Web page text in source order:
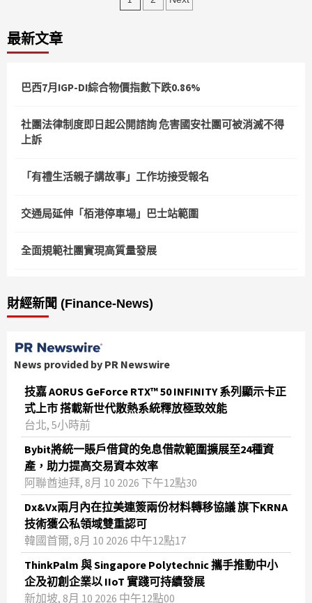
最新文章
巴西7月IGP-DI綜合物價指數下跌0.86%
社團法律制度即日起公開諮詢 危害國安社團可被消滅不得
上訴
「有禮生活親子講故事」工作坊接受報名
交通局延伸「栢港停車場」巴士站範圍
全面規範社團實現高質量發展
財經新聞 (Finance-News)
News provided by PR Newswire
技嘉 AORUS GeForce RTX™ 50 INFINITY 系列顯示卡正
式上市 搭載新世代散熱系統釋放極致效能
台北, 5小時前
Bybit將統一賬戶借貸的免息借款範圍擴展至24種資
產，助力提高交易資本效率
阿聯酋迪拜, 8月 10 2026 下午12點30
Dx&Vx兩月內在拉美連簽兩份材料轉移協議 旗下KRNA
技術獲公私領域雙重認可
韓國首爾, 8月 10 2026 中午12點17
ThinkPalm 與 Singapore Polytechnic 攜手推動中小
企及初創企業以 IIoT 實踐可持續發展
新加坡, 8月 10 2026 中午12點00